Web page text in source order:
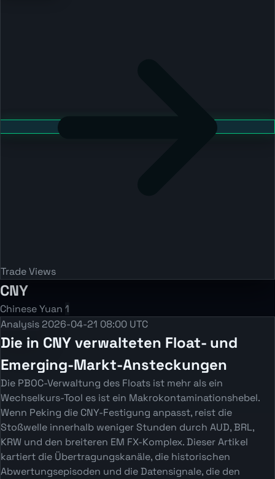
Trade Views
CNY
Chinese Yuan 1
Analysis 2026-04-21 08:00 UTC
Die in CNY verwalteten Float- und
Emerging-Markt-Ansteckungen
Die PBOC-Verwaltung des Floats ist mehr als ein
Wechselkurs-Tool es ist ein Makrokontaminationshebel.
Wenn Peking die CNY-Festigung anpasst, reist die
Stoßwelle innerhalb weniger Stunden durch AUD, BRL,
KRW und den breiteren EM FX-Komplex. Dieser Artikel
kartiert die Übertragungskanäle, die historischen
Abwertungsepisoden und die Datensignale, die den